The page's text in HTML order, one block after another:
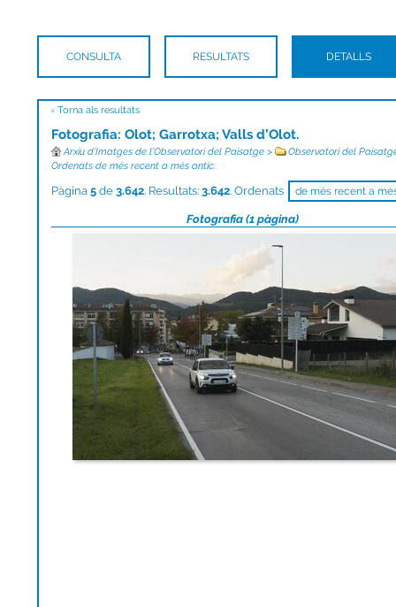
CONSULTA RESULTATS DETALLS
‹ Torna als resultats
Fotografia: Olot; Garrotxa; Valls d’Olot.
Arxiu d’Imatges de l’Observatori del Paisatge >
Observatori del
Ordenats de més recent a més antic.
Pàgina 5 de 3.642. Resultats: 3.642. Ordenats
Fotografia (1 pàgina)